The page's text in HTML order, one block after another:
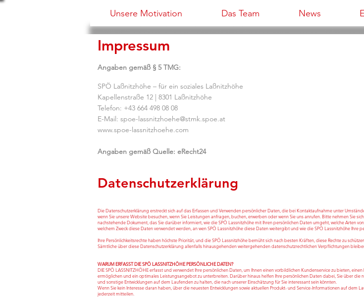
Unsere Motivation Das Team News
Impressum
Angaben gemäß § 5 TMG:
SPÖ Laßnitzhöhe – für ein soziales Laßnitzhöhe
Kapellenstraße 12 | 8301 Laßnitzhöhe
Telefon: +43 664 498 08 08
E-Mail: spoe-lassnitzhoehe@stmk.spoe.at
www.spoe-lassnitzhoehe.com
Angaben gemäß Quelle: eRecht24
Datenschutzerklärung
Die Datenschutzerklärung erstreckt sich auf das Erfassen und Verwenden persönlicher Daten, die bei Kontaktaufnahme unter
wenn Sie unsere Website besuchen, wenn Sie Leistungen anfragen, buchen, erwerben oder wenn Sie uns anrufen. Bitte nehmen Sie
nachstehende Dokument, das Sie darüber informiert, wie die SPÖ Lassnitzhöhe mit Ihren persönlichen Daten umgeht, welche Arten
welchem Zweck diese Daten verwendet werden, an wen SPÖ Lassnitzhöhe diese Daten weitergibt und wie die SPÖ Lassnitzhöhe Ihre
Ihre Persönlichkeitsrechte haben höchste Priorität, und die SPÖ Lassnitzhöhe bemüht sich nach besten Kräften, diese Rechte zu
Sämtliche über diese Datenschutzerklärung allenfalls hinausgehenden weitergehenden datenschutzrechtlichen Verpflichtungen
WARUM ERFASST DIE SPÖ LASSNITZHÖHE PERSÖNLICHE DATEN?
DIE SPÖ LASSNITZHÖHE erfasst und verwendet Ihre persönlichen Daten, um Ihnen einen vorbildlichen Kundenservice zu bieten,
ermöglichen und ein optimales Leistungsangebot zu unterbreiten. Darüber hinaus helfen Ihre persönlichen Daten dabei, Sie über
und sonstige Entwicklungen auf dem Laufenden zu halten, die nach unserer Einschätzung für Sie interessant sein könnten.
Wenn Sie kein Interesse daran haben, über die neuesten Entwicklungen sowie aktuellen Produkt- und Service-Informationen auf dem
jederzeit mitteilen.